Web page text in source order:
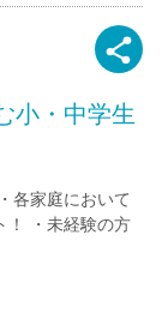
小・中学生
各家庭において
！ ・未経験の方